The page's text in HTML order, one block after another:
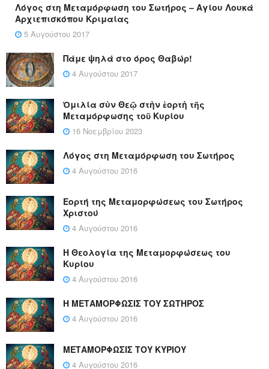
Λόγος στη Μεταμόρφωση του Σωτήρος – Αγίου Λουκά
Αρχιεπισκόπου Κριμαίας
5 Αυγούστου 2017
Πάμε ψηλά στο όρος Θαβώρ!
4 Αυγούστου 2017
Ὁμιλία σὺν Θεῷ στὴν ἑορτὴ τῆς
Μεταμόρφωσης τοῦ Κυρίου
16 Νοεμβρίου 2023
Λόγος στη Μεταμόρφωση του Σωτήρος
4 Αυγούστου 2016
Εορτή της Μεταμορφώσεως του Σωτήρος
Χριστού
4 Αυγούστου 2016
Η Θεολογία της Μεταμορφώσεως του
Κυρίου
4 Αυγούστου 2016
Η ΜΕΤΑΜΟΡΦΩΣΙΣ ΤΟΥ ΣΩΤΗΡΟΣ
4 Αυγούστου 2016
ΜΕΤΑΜΟΡΦΩΣΙΣ ΤΟΥ ΚΥΡΙΟΥ
4 Αυγούστου 2016